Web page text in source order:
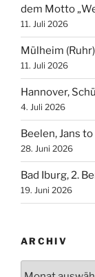
dem Motto
11. Juli 2026
Mülheim
11. Juli 2026
Hannover,
4. Juli 2026
Beelen, Jans
28. Juni 2026
Bad Iburg, 2.
19. Juni 2026
ARCHIV